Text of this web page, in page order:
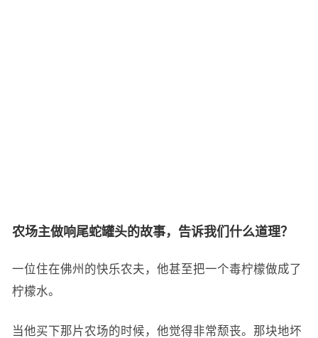
农场主做响尾蛇罐头的故事，告诉我们什么道理？
一位住在佛州的快乐农夫，他甚至把一个毒柠檬做成了
柠檬水。
当他买下那片农场的时候，他觉得非常颓丧。那块地坏